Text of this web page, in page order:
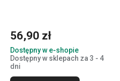
56,90 zł
Dostępny w e-shopie
Dostępny w sklepach za 3 - 4
dni